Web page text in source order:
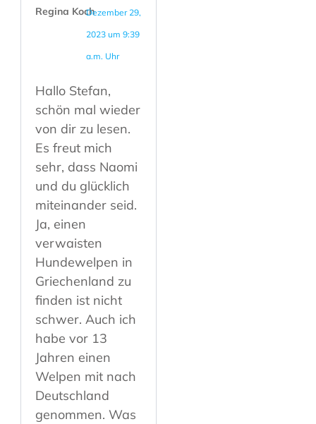
Regina KochDezember 29,
2023 um 9:39
a.m. Uhr
Hallo Stefan,
schön mal wieder
von dir zu lesen.
Es freut mich
sehr, dass Naomi
und du glücklich
miteinander seid.
Ja, einen
verwaisten
Hundewelpen in
Griechenland zu
finden ist nicht
schwer. Auch ich
habe vor 13
Jahren einen
Welpen mit nach
Deutschland
genommen. Was